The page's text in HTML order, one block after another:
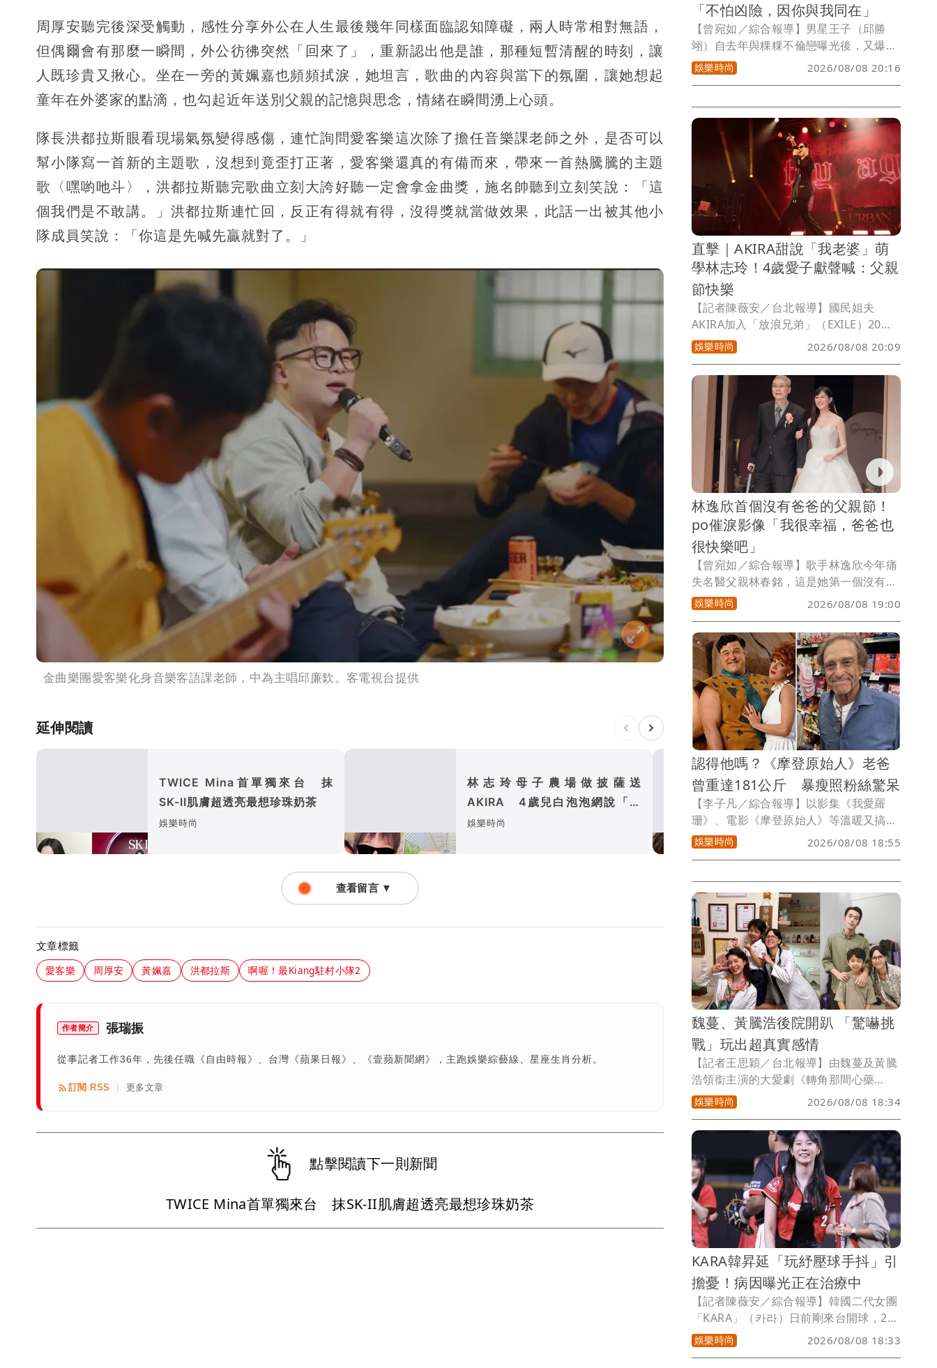
周厚安聽完後深受觸動，感性分享外公在人生最後幾年同樣面臨認知障礙，兩人時常相對無語，
但偶爾會有那麼一瞬間，外公彷彿突然「回來了」，重新認出他是誰，那種短暫清醒的時刻，讓
人既珍貴又揪心。坐在一旁的黃姵嘉也頻頻拭淚，她坦言，歌曲的內容與當下的氛圍，讓她想起
童年在外婆家的點滴，也勾起近年送別父親的記憶與思念，情緒在瞬間湧上心頭。
隊長洪都拉斯眼看現場氣氛變得感傷，連忙詢問愛客樂這次除了擔任音樂課老師之外，是否可以
幫小隊寫一首新的主題歌，沒想到竟歪打正著，愛客樂還真的有備而來，帶來一首熱騰騰的主題
歌〈嘿喲吔斗〉，洪都拉斯聽完歌曲立刻大誇好聽一定會拿金曲獎，施名帥聽到立刻笑說：「這
個我們是不敢講。」洪都拉斯連忙回，反正有得就有得，沒得獎就當做效果，此話一出被其他小
隊成員笑說：「你這是先喊先贏就對了。」
金曲樂團愛客樂化身音樂客語課老師，中為主唱邱廉欽。客電視台提供
延伸閱讀
TWICE Mina首單獨來台 抹
SK-II肌膚超透亮最想珍珠奶茶
娛樂時尚
林志玲母子農場做披薩送
AKIRA 4歲兒白泡泡網說「像
媽媽」
娛樂時尚
王子又引用《聖經》訴
「不怕凶險，因你與我同在」
娛樂時尚
查看留言 ▼
文章標籤
愛客樂 周厚安 黃姵嘉 洪都拉斯 啊喔！最Kiang駐村小隊2
作者簡介 張瑞振
從事記者工作36年，先後任職《自由時報》、台灣《蘋果日報》、《壹蘋新聞網》，主跑娛樂綜藝線、星座生肖分析。
訂閱 RSS 更多文章
點擊閱讀下一則新聞
TWICE Mina首單獨來台 抹SK-II肌膚超透亮最想珍珠奶茶
「不怕凶險，因你與我同在」
【曾宛如／綜合報導】男星王子（邱勝
翊）自去年與粿粿不倫戀曝光後，又爆出
閃兵風波，演藝事業全面停擺，他沉潛多
時，今天發文再度引用聖經金句，「Even
the shadow of death, I will fear no
evil, for you are with me, your rod
and your staff they comfort me」（縱
使我應走過陰森的幽谷，我不怕凶險，因
你與我同在，祢的杖，祢的竿，都安慰
我。），訴說心境。
娛樂時尚 2026/08/08 20:16
直擊｜AKIRA甜說「我老婆」萌
學林志玲！4歲愛子獻聲喊：父親
節快樂
【記者陳薇安／台北報導】國民姐夫
AKIRA加入「放浪兄弟」（EXILE）20週
年，首次展開個人巡演「URBAN
SAVAGE」，今明2天在Clapper Studio
登場，也是巡演最終站。他戴著墨鏡，身
穿黑色西裝帥氣登場，以節奏強烈的
《SAVAGE》揭開序幕，中文大喊「大家
好」，還模仿起老婆林志玲，用中文說
「時間啊好快好快」，4歲愛子大勇在演
唱會尾聲驚喜獻「聲」，嗨翻全場。
娛樂時尚 2026/08/08 20:09
林逸欣首個沒有爸爸的父親節！
po催淚影像「我很幸福，爸爸也
很快樂吧」
【曾宛如／綜合報導】歌手林逸欣今年痛
失名醫父親林春銘，這是她第一個沒有爸
爸的父親節，林逸欣po出爸爸在她婚宴上
獻唱的最後一首歌《你幸福我快樂》，她
要跟在天上的爸爸說「我很幸福，爸爸一
定也很快樂吧」，讓網友看到眼睛濕濕
的，對這段父女情十分感動，表示「爸爸
永遠是妳的天空，現在他已成為星星永遠
守護者妳」。
娛樂時尚 2026/08/08 19:00
認得他嗎？《摩登原始人》老爸
曾重達181公斤 暴瘦照粉絲驚呆
【李子凡／綜合報導】以影集《我愛羅
珊》、電影《摩登原始人》等溫暖又搞笑
的演出為觀眾熟知的老牌好萊塢男星約翰
古德曼（John Goodman）最新近照曝
娛樂時尚 2026/08/08 18:55
魏蔓、黃騰浩後院開趴 「驚嚇挑
戰」玩出超真實感情
【記者王思穎／台北報導】由魏蔓及黃騰
浩領銜主演的大愛劇《轉角那間心藥
局》，劇情有著多樣的父子關係。黃騰浩
與童星吳宥儒之間的親子關係，父親的角
色既要嚴厲，又要溫柔，劉育仁因為父親
望子成龍的高壓下而叛逆等。
娛樂時尚 2026/08/08 18:34
KARA韓昇延「玩紓壓球手抖」引
擔憂！病因曝光正在治療中
【記者陳薇安／綜合報導】韓國二代女團
「KARA」（카라）日前剛來台開球，22
日還將來舉行見面會。唱韓昇延上月底度
過38歲生日，當時慶生影片玩起紓壓球，
娛樂時尚 2026/08/08 18:33